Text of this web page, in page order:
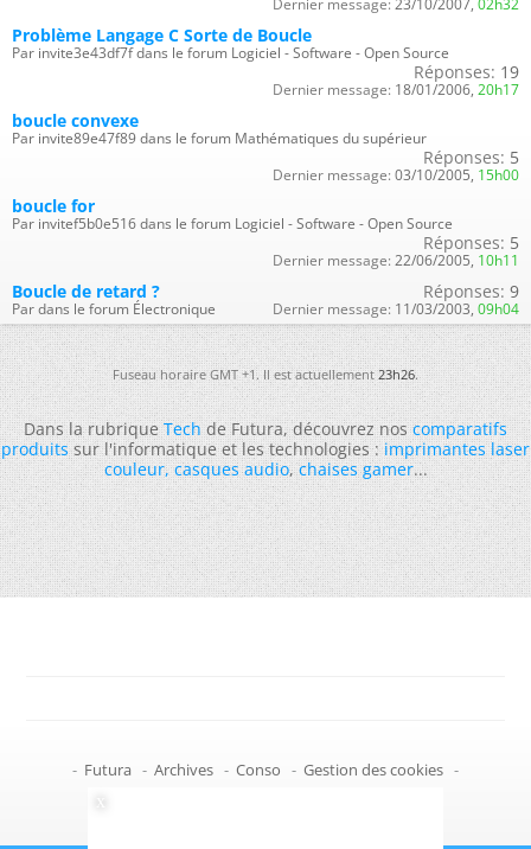
Dernier message: 23/10/2007, 02h32
Problème Langage C Sorte de Boucle
Par invite3e43df7f dans le forum Logiciel - Software - Open Source
Réponses: 19
Dernier message: 18/01/2006, 20h17
boucle convexe
Par invite89e47f89 dans le forum Mathématiques du supérieur
Réponses: 5
Dernier message: 03/10/2005, 15h00
boucle for
Par invitef5b0e516 dans le forum Logiciel - Software - Open Source
Réponses: 5
Dernier message: 22/06/2005, 10h11
Boucle de retard ?
Par dans le forum Électronique
Réponses: 9
Dernier message: 11/03/2003, 09h04
Fuseau horaire GMT +1. Il est actuellement23h26.
Dans la rubriqueTechde Futura, découvrez noscomparatifs
produitssur l'informatique et les technologies : imprimantes laser
couleur,casques audio,chaises gamer...
- Futura - Archives - Conso - Gestion des cookies -